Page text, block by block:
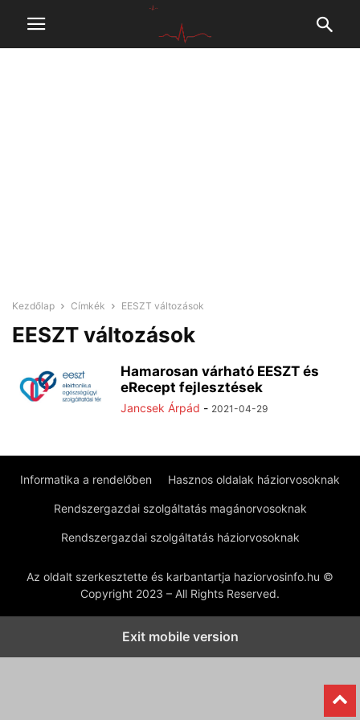
Kezdőlap Címkék EESZT változások
EESZT változások
Hamarosan várható EESZT és
eRecept fejlesztések
Jancsek Árpád - 2021-04-29
Informatika a rendelőben Hasznos oldalak háziorvosoknak
Rendszergazdai szolgáltatás magánorvosoknak
Rendszergazdai szolgáltatás háziorvosoknak
Az oldalt szerkesztette és karbantartja haziorvosinfo.hu ©
Copyright 2023 – All Rights Reserved.
Exit mobile version